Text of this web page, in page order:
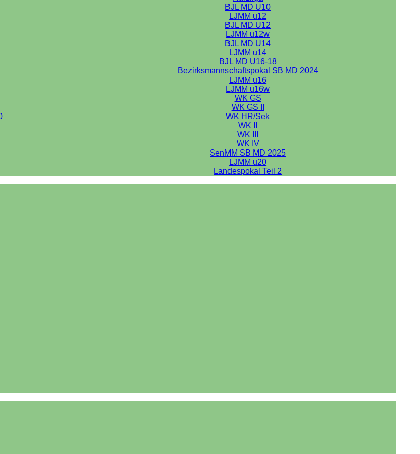
BJL MD U10
LJMM u12
BJL MD U12
LJMM u12w
BJL MD U14
LJMM u14
BJL MD U16-18
Bezirksmannschaftspokal SB MD 2024
LJMM u16
LJMM u16w
WK GS
WK GS II
WK HR/Sek
WK II
WK III
WK IV
SenMM SB MD 2025
LJMM u20
Landespokal Teil 2